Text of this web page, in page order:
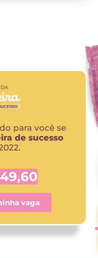
para você se
de sucesso
vaga